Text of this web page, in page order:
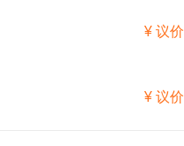
¥ 议价
¥ 议价